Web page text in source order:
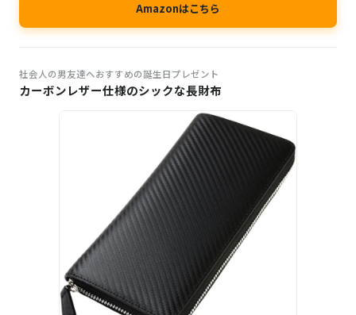
Amazonはこちら
社会人の男友達へおすすめの誕生日プレゼント
カーボンレザー仕様のシックな長財布